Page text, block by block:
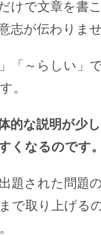
けで文章を書
志が伝わりませ
「～らしい」
。
的な説明が少
くなるのです。
題された問題
で取り上げる